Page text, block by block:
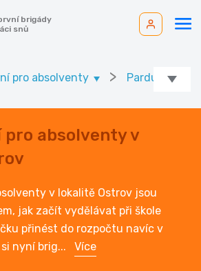
brigády
snů
pro absolventy > Pardubický kr.
pro absolventy v
v lokalitě Ostrov jsou
jak začít vydělávat při škole
přinést do rozpočtu navíc v
nyní brig... Více